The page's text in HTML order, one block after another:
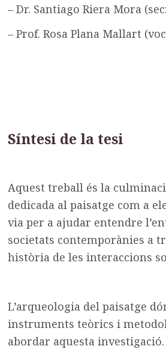
– Dr. Santiago Riera Mora
– Prof. Rosa Plana Mallart
Síntesi de la tesi
Aquest treball és la
dedicada al paisatge com a
via per a ajudar entendre
societats contemporànies a
història de les interaccions
L’arqueologia del paisatge
instruments teòrics i
abordar aquesta investigació.